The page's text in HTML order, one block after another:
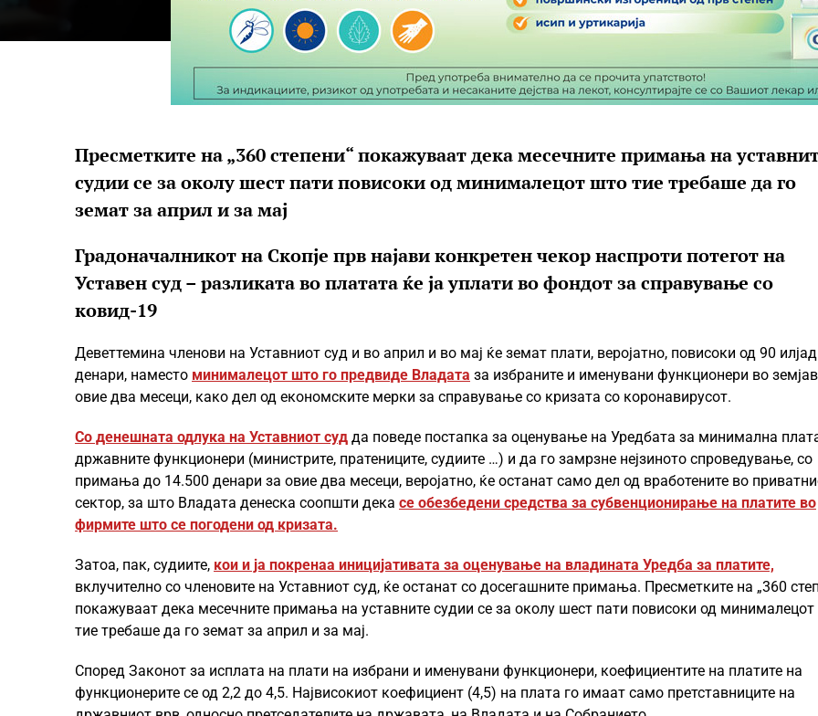
Пресметките на „360 степени“ покажуваат дека месечните примања на
судии се за околу шест пати повисоки од минималецот што тие требаше да го
земат за април и за мај
Градоначалникот на Скопје прв најави конкретен чекор наспроти потегот на
Уставен суд – разликата во платата ќе ја уплати во фондот за справување со
ковид-19
Деветтемина членови на Уставниот суд и во април и во мај ќе земат плати, веројатно, повисоки од 90
денари, наместо минималецот што го предвиде Владата за избраните и именувани функционери во
овие два месеци, како дел од економските мерки за справување со кризата со коронавирусот.
Со денешната одлука на Уставниот суд да поведе постапка за оценување на Уредбата за минимална
државните функционери (министрите, пратениците, судиите …) и да го замрзне нејзиното спроведување, со
примања до 14.500 денари за овие два месеци, веројатно, ќе останат само дел од вработените во
сектор, за што Владата денеска соопшти дека се обезбедени средства за субвенционирање на платите во
фирмите што се погодени од кризата.
Затоа, пак, судиите, кои и ја покренаа иницијативата за оценување на владината Уредба за платите,
вклучително со членовите на Уставниот суд, ќе останат со досегашните примања. Пресметките на „360
покажуваат дека месечните примања на уставните судии се за околу шест пати повисоки од
тие требаше да го земат за април и за мај.
Според Законот за исплата на плати на избрани и именувани функционери, коефициентите на платите на
функционерите се од 2,2 до 4,5. Највисокиот коефициент (4,5) на плата го имаат само претставниците на